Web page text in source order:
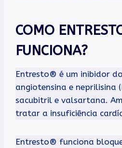
COMO
FUNCIONA?
Entresto® é um inibidor
angiotensina e neprilisina
sacubitril e valsartana.
tratar a insuficiência
Entresto® funciona